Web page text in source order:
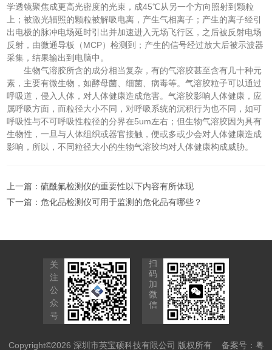
学透镜聚焦成更高光密度的光束，成45℃从另一个方向照射到颗粒
上；被激光辐照的颗粒被解吸电离，产生气相离子；产生的离子经引
出电极的脉冲电场延时引出并加速进入无场飞行区，之后被反射电场
反射，由微通导板（MCP）检测到；产生的信号经过放大后被示波器
采集，结果输出到电脑中。
生物气溶胶所含的成分相当复杂，有的气溶胶甚至含有几十种元
素，主要有微生物，如酵母菌、细菌、病毒等。气溶胶粒子可以通过
呼吸道，侵入人体，对人体健康造成危害。气溶胶影响人体健康，应
属呼吸方面，而粒径大小不同，对呼吸系统的沉积行为也不同，如可
呼吸性与不可呼吸性粒径的分界在5um左右；但生物气溶胶因为具有
生物性，一旦与人体组织或器官接触，便或多或少会对人体健康造成
影响，所以，不同粒径大小的生物气溶胶均对人体健康构成威胁。
上一篇：硫酰氟检测仪的重要性以下内容有所体现
下一篇：危化品检测仪可用于监测的危化品有哪些？
关
注
公
众
号
扫
码
加
微
信
Copyright©2026 深圳市英宝硕科技有限公司 版权所有 备案号：粤